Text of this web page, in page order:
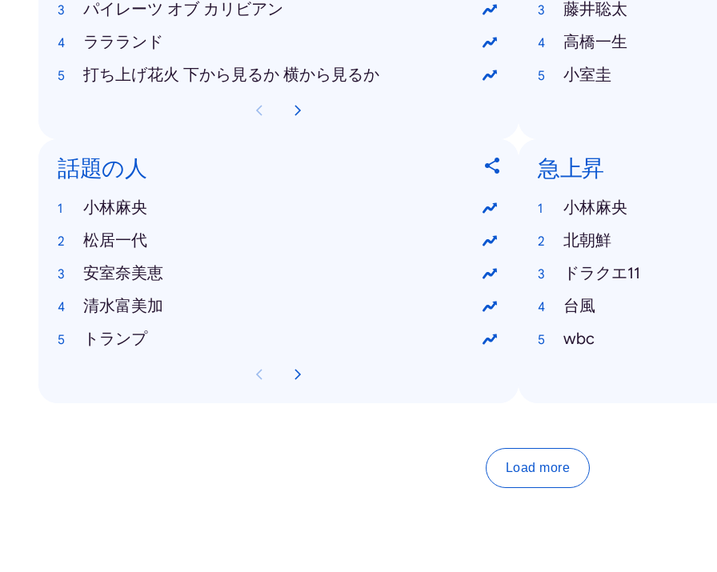
パイレーツ オブ カリビアン
ララランド
打ち上げ花火 下から見るか 横から見るか
藤井聡太
高橋一生
小室圭
話題の人
小林麻央
松居一代
安室奈美恵
清水富美加
トランプ
急上昇
小林麻央
北朝鮮
ドラクエ11
台風
wbc
Load more